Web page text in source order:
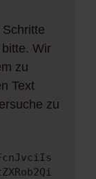
Wir
zu
Text
zu